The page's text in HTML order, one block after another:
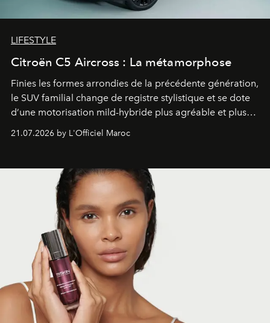
LIFESTYLE
Citroën C5 Aircross : La métamorphose
Finies les formes arrondies de la précédente génération,
le SUV familial change de registre stylistique et se dote
d’une motorisation mild-hybride plus agréable et plus
gagné en maturité.
21.07.2026 by L'Officiel Maroc